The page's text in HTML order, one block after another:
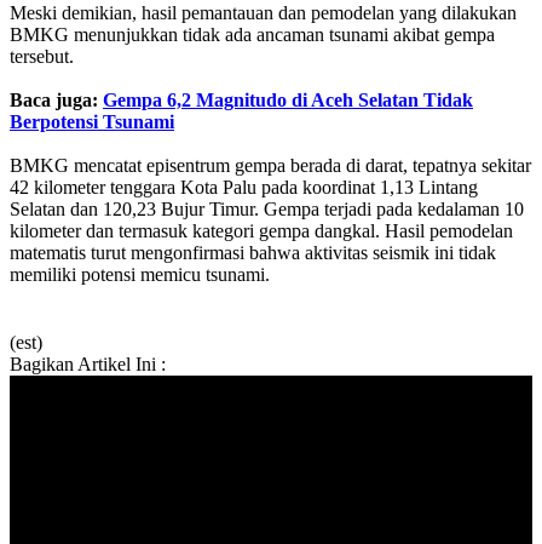
Meski demikian, hasil pemantauan dan pemodelan yang dilakukan
BMKG menunjukkan tidak ada ancaman tsunami akibat gempa
tersebut.
Baca juga: Gempa 6,2 Magnitudo di Aceh Selatan Tidak
Berpotensi Tsunami
BMKG mencatat episentrum gempa berada di darat, tepatnya sekitar
42 kilometer tenggara Kota Palu pada koordinat 1,13 Lintang
Selatan dan 120,23 Bujur Timur. Gempa terjadi pada kedalaman 10
kilometer dan termasuk kategori gempa dangkal. Hasil pemodelan
matematis turut mengonfirmasi bahwa aktivitas seismik ini tidak
memiliki potensi memicu tsunami.
(est)
Bagikan Artikel Ini :